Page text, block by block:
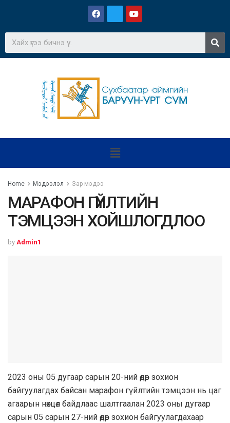
Home Мэдээлэл Зар мэдээ
МАРАФОН ГҮЙЛТИЙН
ТЭМЦЭЭН ХОЙШЛОГДЛОО
by Admin1
2023 оны 05 дугаар сарын 20-ний өдөр зохион
байгуулагдах байсан марафон гүйлтийн тэмцээн нь цаг
агаарын нөхцөл байдлаас шалтгаалан 2023 оны дугаар
сарын 05 сарын 27-ний өдөр зохион байгуулагдахаар